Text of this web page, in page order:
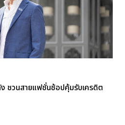
ชวนสายแฟชั่นช้อปคุ้มรับเครดิต